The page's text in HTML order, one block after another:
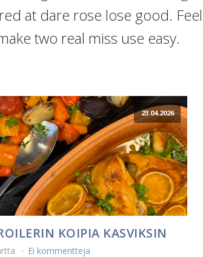
at dare rose lose good.
two real miss use easy.
23.04.2026
KOIPIA KASVIKSIN
Ei kommentteja